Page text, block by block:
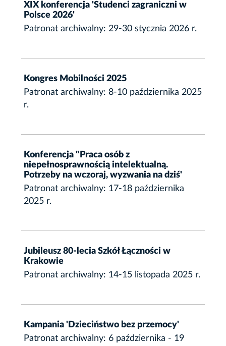
XIX konferencja 'Studenci zagraniczni w
Polsce 2026'
Patronat archiwalny: 29-30 stycznia 2026 r.
Kongres Mobilności 2025
Patronat archiwalny: 8-10 października 2025
r.
Konferencja "Praca osób z
niepełnosprawnością intelektualną.
Potrzeby na wczoraj, wyzwania na dziś'
Patronat archiwalny: 17-18 października
2025 r.
Jubileusz 80-lecia Szkół Łączności w
Krakowie
Patronat archiwalny: 14-15 listopada 2025 r.
Kampania 'Dzieciństwo bez przemocy'
Patronat archiwalny: 6 października - 19